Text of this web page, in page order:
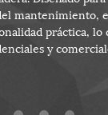
mantenimiento,
práctica, lo
y